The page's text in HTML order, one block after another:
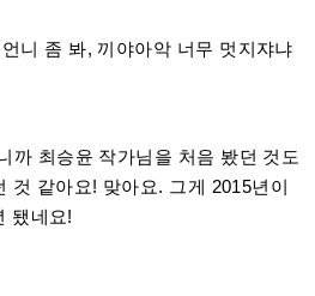
니 좀 봐, 끼야아악 너무 멋지쟈냐
까 최승윤 작가님을 처음 봤던 것도
것 같아요! 맞아요. 그게 2015년이
됐네요!